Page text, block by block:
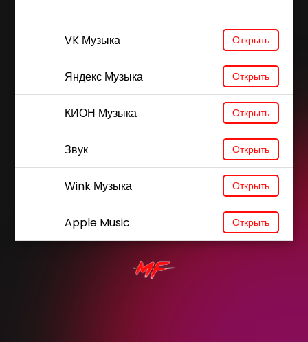
VK Музыка Открыть
Яндекс Музыка Открыть
КИОН Музыка Открыть
Звук Открыть
Wink Музыка Открыть
Apple Music Открыть